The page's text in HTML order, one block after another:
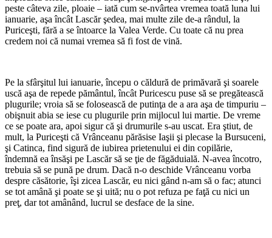
peste câteva zile, ploaie – iată cum se-nvârtea vremea toată luna lui
ianuarie, aşa încât Lascăr şedea, mai multe zile de-a rândul, la
Puriceşti, fără a se întoarce la Valea Verde. Cu toate că nu prea
credem noi că numai vremea să fi fost de vină.
Pe la sfârşitul lui ianuarie, începu o căldură de primăvară şi soarele
uscă aşa de repede pământul, încât Puricescu puse să se pregătească
plugurile; vroia să se folosească de putinţa de a ara aşa de timpuriu –
obişnuit abia se iese cu plugurile prin mijlocul lui martie. De vreme
ce se poate ara, apoi sigur că şi drumurile s-au uscat. Era ştiut, de
mult, la Puriceşti că Vrânceanu părăsise Iaşii şi plecase la Bursuceni,
şi Catinca, find sigură de iubirea prietenului ei din copilărie,
îndemnă ea însăşi pe Lascăr să se ţie de făgăduială. N-avea încotro,
trebuia să se pună pe drum. Dacă n-o deschide Vrânceanu vorba
despre căsătorie, îşi zicea Lascăr, eu nici gând n-am să o fac; atunci
se tot amână şi poate se şi uită; nu o pot refuza pe faţă cu nici un
preţ, dar tot amânând, lucrul se desface de la sine.